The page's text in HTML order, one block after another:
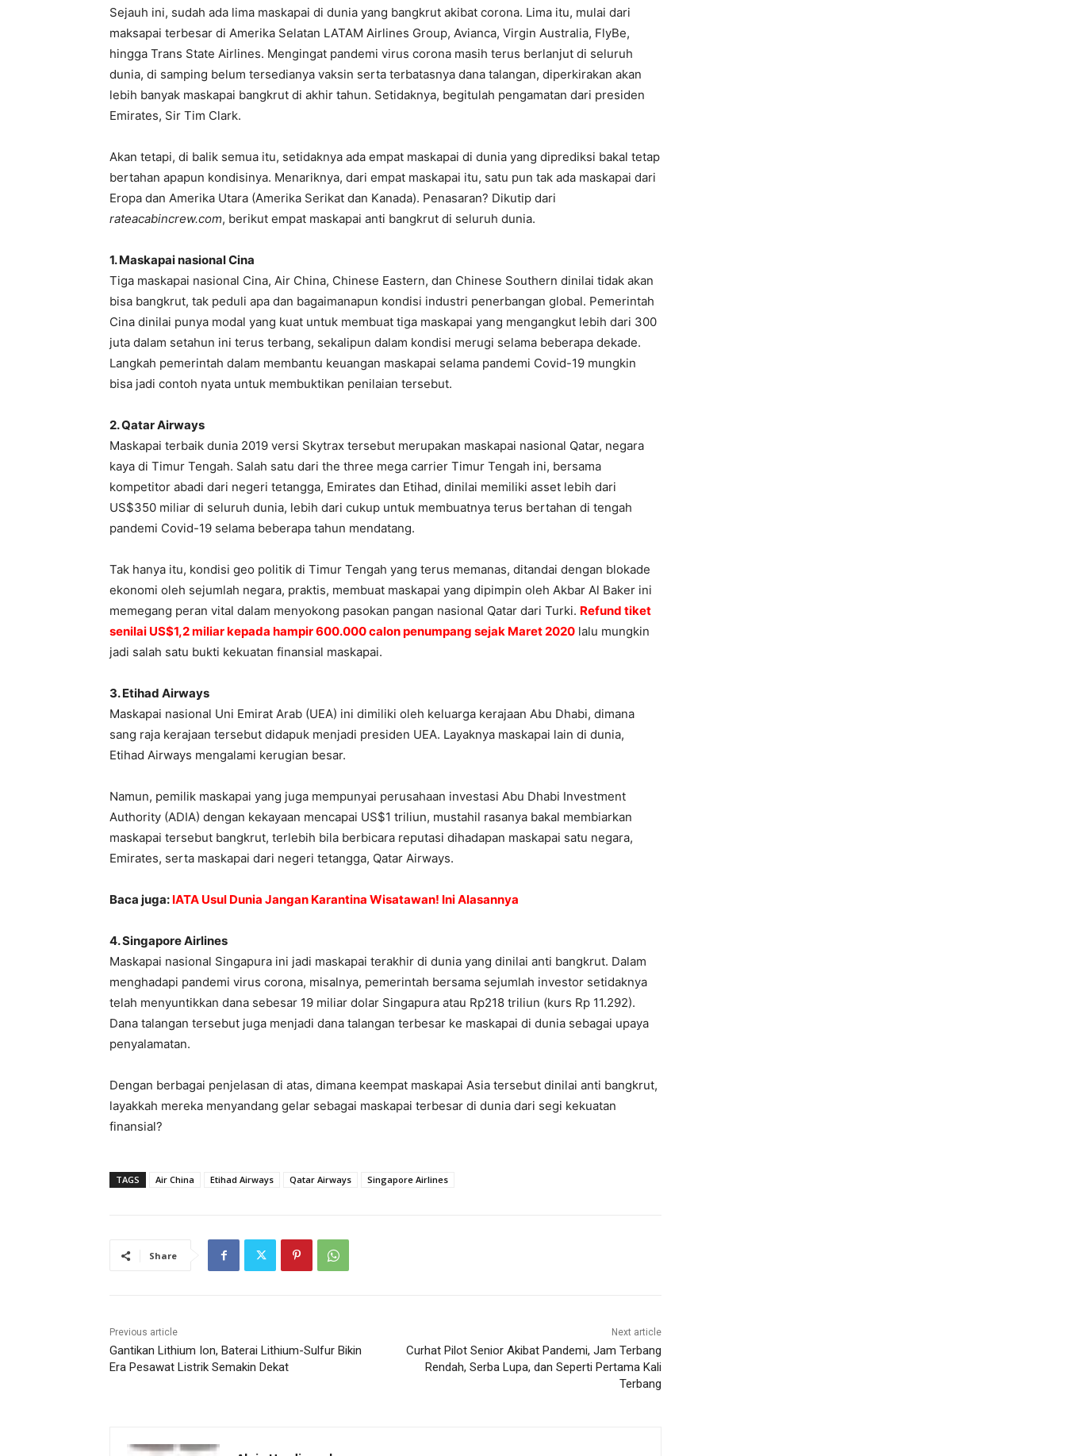
Sejauh ini, sudah ada lima maskapai di dunia yang bangkrut akibat corona. Lima itu, mulai dari
maksapai terbesar di Amerika Selatan LATAM Airlines Group, Avianca, Virgin Australia, FlyBe,
hingga Trans State Airlines. Mengingat pandemi virus corona masih terus berlanjut di seluruh
dunia, di samping belum tersedianya vaksin serta terbatasnya dana talangan, diperkirakan akan
lebih banyak maskapai bangkrut di akhir tahun. Setidaknya, begitulah pengamatan dari presiden
Emirates, Sir Tim Clark.
Akan tetapi, di balik semua itu, setidaknya ada empat maskapai di dunia yang diprediksi bakal tetap
bertahan apapun kondisinya. Menariknya, dari empat maskapai itu, satu pun tak ada maskapai dari
Eropa dan Amerika Utara (Amerika Serikat dan Kanada). Penasaran? Dikutip dari
rateacabincrew.com, berikut empat maskapai anti bangkrut di seluruh dunia.
1. Maskapai nasional Cina
Tiga maskapai nasional Cina, Air China, Chinese Eastern, dan Chinese Southern dinilai tidak akan
bisa bangkrut, tak peduli apa dan bagaimanapun kondisi industri penerbangan global. Pemerintah
Cina dinilai punya modal yang kuat untuk membuat tiga maskapai yang mengangkut lebih dari 300
juta dalam setahun ini terus terbang, sekalipun dalam kondisi merugi selama beberapa dekade.
Langkah pemerintah dalam membantu keuangan maskapai selama pandemi Covid-19 mungkin
bisa jadi contoh nyata untuk membuktikan penilaian tersebut.
2. Qatar Airways
Maskapai terbaik dunia 2019 versi Skytrax tersebut merupakan maskapai nasional Qatar, negara
kaya di Timur Tengah. Salah satu dari the three mega carrier Timur Tengah ini, bersama
kompetitor abadi dari negeri tetangga, Emirates dan Etihad, dinilai memiliki asset lebih dari
US$350 miliar di seluruh dunia, lebih dari cukup untuk membuatnya terus bertahan di tengah
pandemi Covid-19 selama beberapa tahun mendatang.
Tak hanya itu, kondisi geo politik di Timur Tengah yang terus memanas, ditandai dengan blokade
ekonomi oleh sejumlah negara, praktis, membuat maskapai yang dipimpin oleh Akbar Al Baker ini
memegang peran vital dalam menyokong pasokan pangan nasional Qatar dari Turki. Refund tiket
senilai US$1,2 miliar kepada hampir 600.000 calon penumpang sejak Maret 2020 lalu mungkin
jadi salah satu bukti kekuatan finansial maskapai.
3. Etihad Airways
Maskapai nasional Uni Emirat Arab (UEA) ini dimiliki oleh keluarga kerajaan Abu Dhabi, dimana
sang raja kerajaan tersebut didapuk menjadi presiden UEA. Layaknya maskapai lain di dunia,
Etihad Airways mengalami kerugian besar.
Namun, pemilik maskapai yang juga mempunyai perusahaan investasi Abu Dhabi Investment
Authority (ADIA) dengan kekayaan mencapai US$1 triliun, mustahil rasanya bakal membiarkan
maskapai tersebut bangkrut, terlebih bila berbicara reputasi dihadapan maskapai satu negara,
Emirates, serta maskapai dari negeri tetangga, Qatar Airways.
Baca juga: IATA Usul Dunia Jangan Karantina Wisatawan! Ini Alasannya
4. Singapore Airlines
Maskapai nasional Singapura ini jadi maskapai terakhir di dunia yang dinilai anti bangkrut. Dalam
menghadapi pandemi virus corona, misalnya, pemerintah bersama sejumlah investor setidaknya
telah menyuntikkan dana sebesar 19 miliar dolar Singapura atau Rp218 triliun (kurs Rp 11.292).
Dana talangan tersebut juga menjadi dana talangan terbesar ke maskapai di dunia sebagai upaya
penyalamatan.
Dengan berbagai penjelasan di atas, dimana keempat maskapai Asia tersebut dinilai anti bangkrut,
layakkah mereka menyandang gelar sebagai maskapai terbesar di dunia dari segi kekuatan
finansial?
TAGS Air China Etihad Airways Qatar Airways Singapore Airlines
Share
Previous article
Gantikan Lithium Ion, Baterai Lithium-Sulfur Bikin
Era Pesawat Listrik Semakin Dekat
Next article
Curhat Pilot Senior Akibat Pandemi, Jam Terbang
Rendah, Serba Lupa, dan Seperti Pertama Kali
Terbang